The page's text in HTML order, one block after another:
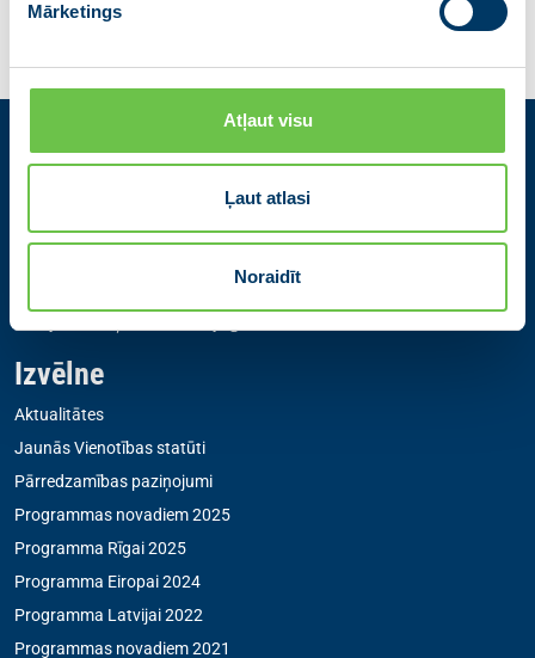
Mārketings
Atļaut visu
Ļaut atlasi
Noraidīt
sekretare@vienotiba.lv
Izvēlne
Aktualitātes
Jaunās Vienotības statūti
Pārredzamības paziņojumi
Programmas novadiem 2025
Programma Rīgai 2025
Programma Eiropai 2024
Programma Latvijai 2022
Programmas novadiem 2021